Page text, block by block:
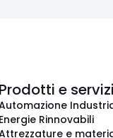
Prodotti e servizi
Energie Rinnovabili
e